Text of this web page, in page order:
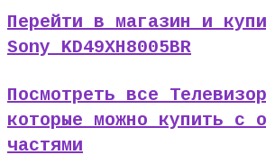
Перейти в магазин и
Sony KD49XH8005BR
Посмотреть все
которые можно купить с
частями